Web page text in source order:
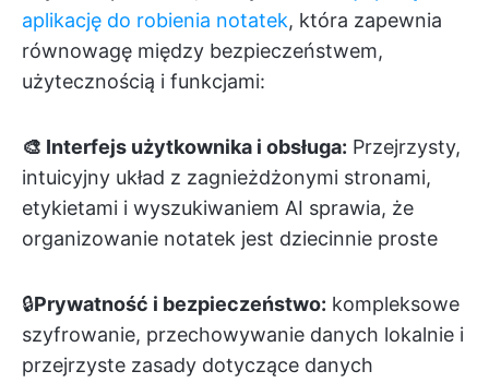
aplikację do robienia notatek, która zapewnia
równowagę między bezpieczeństwem,
użytecznością i funkcjami:
🎨 Interfejs użytkownika i obsługa: Przejrzysty,
intuicyjny układ z zagnieżdżonymi stronami,
etykietami i wyszukiwaniem AI sprawia, że
organizowanie notatek jest dziecinnie proste
🔒Prywatność i bezpieczeństwo: kompleksowe
szyfrowanie, przechowywanie danych lokalnie i
przejrzyste zasady dotyczące danych